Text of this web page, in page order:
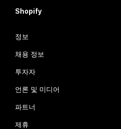
Shopify
정보
채용 정보
투자자
언론 및 미디어
파트너
제휴